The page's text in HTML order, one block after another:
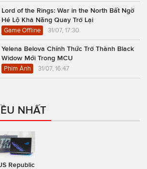
Lord of the Rings: War in the North Bất Ngờ
Hé Lộ Khả Năng Quay Trở Lại
Game Offline 31/07, 17:30
Yelena Belova Chính Thức Trở Thành Black
Widow Mới Trong MCU
Phim Ảnh 31/07, 16:47
NHẤT
Republic